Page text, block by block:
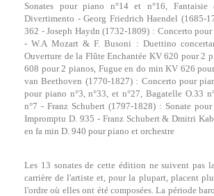
Sonates pour piano n°14 et n°16,
Divertimento - Georg Friedrich Haendel (1685-
362 - Joseph Haydn (1732-1809) : Concerto
- W.A Mozart & F. Busoni : Duettino
Ouverture de la Flûte Enchantée KV 620 pour 2
608 pour 2 pianos, Fugue en do min KV 626
van Beethoven (1770-1827) : Concerto pour
pour piano n°3, n°33, et n°27, Bagatelle O.33
n°7 - Franz Schubert (1797-1828) : Sonate
Impromptu D. 935 - Franz Schubert & Dmitri
en fa min D. 940 pour piano et orchestre
Les 13 sonates de cette édition ne suivent pas
carrière de l'artiste et, pour la plupart, placent
l'ordre où elles ont été composées. La période